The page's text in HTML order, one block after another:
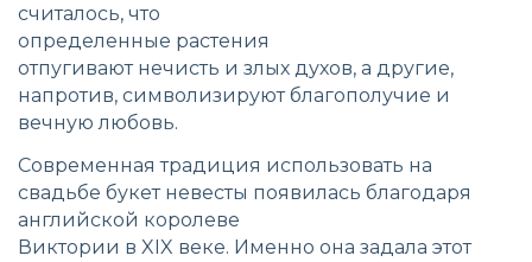
считалось, что
определенные растения
отпугивают нечисть и злых духов, а другие,
напротив, символизируют благополучие и
вечную любовь.
Современная традиция использовать на
свадьбе букет невесты появилась благодаря
английской королеве
Виктории в XIX веке. Именно она задала этот